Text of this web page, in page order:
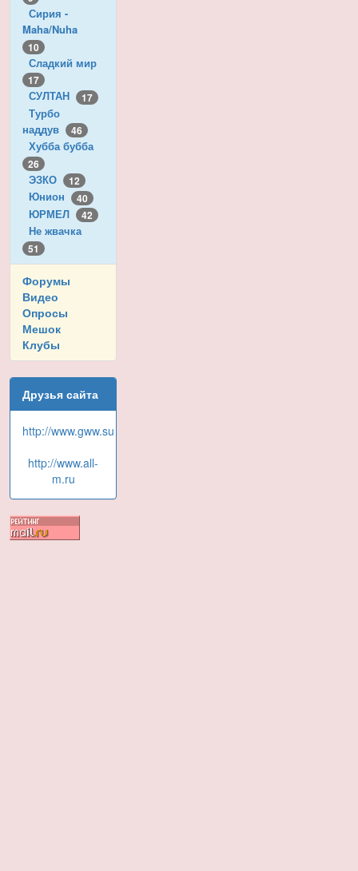
Сирия -
Maha/Nuha
10
Сладкий мир
17
СУЛТАН 17
Турбо
наддув
46
Хубба бубба
26
ЭЗКО 12
Юнион 40
ЮРМЕЛ 42
Не жвачка
51
Форумы
Видео
Опросы
Мешок
Клубы
Друзья сайта
http://www.gww.su
http://www.all-
m.ru